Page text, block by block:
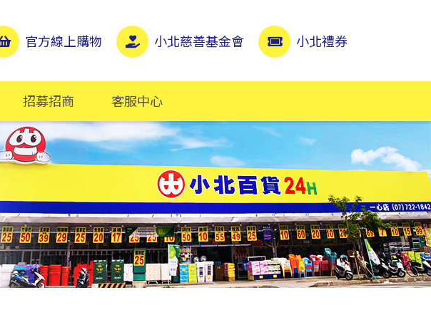
官方線上購物 小北慈善基金會 小北禮券
招募招商 客服中心